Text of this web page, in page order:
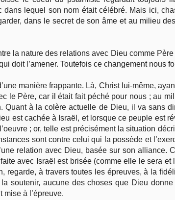
lequel son nom était célébré. Mais ici,
dans le secret de son âme et au milieu
la nature des relations avec Dieu comme
doit l’amener. Toutefois ce changement nous
manière frappante. Là, Christ lui-même,
le Père, car il était fait péché pour nous ; au
à la colère actuelle de Dieu, il va sans
est cachée à Israël, et lorsque ce peuple est
; or, telle est précisément la situation
sont contre celui qui la possède et
relation avec Dieu, basée sur son alliance.
avec Israël est brisée (comme elle le sera et
regarde, à travers toutes les épreuves, à la
soutenir, aucune des choses que Dieu
mise à l’épreuve.